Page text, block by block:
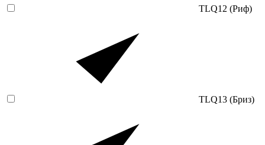
TLQ12 (Риф)
TLQ13 (Бриз)